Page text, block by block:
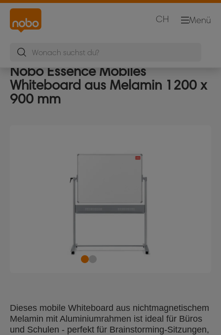
Menü
CH
Nobo Essence Mobiles
Whiteboard aus Melamin 1200 x
900 mm
Dieses mobile Whiteboard aus nichtmagnetischem
Melamin mit Aluminiumrahmen ist ideal für Büros
und Schulen - perfekt für Brainstorming-Sitzungen,